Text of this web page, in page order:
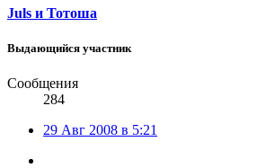
Juls и Тотоша
Выдающийся участник
Сообщения
284
29 Авг 2008 в 5:21